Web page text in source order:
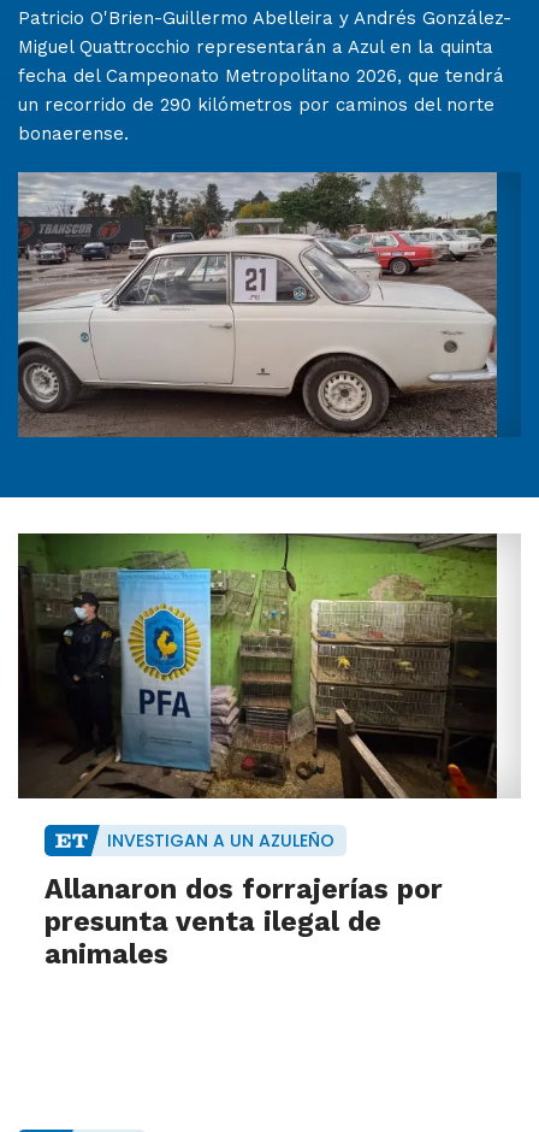
Patricio O'Brien-Guillermo Abelleira y Andrés González-
Miguel Quattrocchio representarán a Azul en la quinta
fecha del Campeonato Metropolitano 2026, que tendrá
un recorrido de 290 kilómetros por caminos del norte
bonaerense.
INVESTIGAN A UN AZULEÑO
Allanaron dos forrajerías por
presunta venta ilegal de
animales